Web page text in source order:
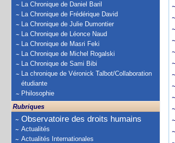
La Chronique de Daniel Baril
La Chronique de Frédérique David
La Chronique de Julie Dumontier
La Chronique de Léonce Naud
La Chronique de Masri Feki
La Chronique de Michel Rogalski
La Chronique de Sami Bibi
La chronique de Véronick Talbot/Collaboration
étudiante
Philosophie
Rubriques
Observatoire des droits humains
Actualités
Actualités Internationales